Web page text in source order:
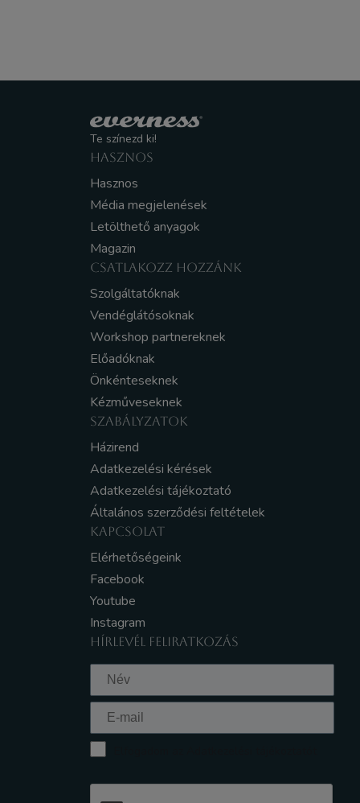
Te színezd ki!
HASZNOS
Hasznos
Média megjelenések
Letölthető anyagok
Magazin
CSATLAKOZZ HOZZÁNK
Szolgáltatóknak
Vendéglátósoknak
Workshop partnereknek
Előadóknak
Önkénteseknek
Kézműveseknek
SZABÁLYZATOK
Házirend
Adatkezelési kérések
Adatkezelési tájékoztató
Általános szerződési feltételek
KAPCSOLAT
Elérhetőségeink
Facebook
Youtube
Instagram
HÍRLEVÉL FELIRATKOZÁS